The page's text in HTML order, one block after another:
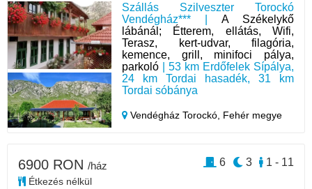
Szállás Szilveszter Torockó
Vendégház*** | A Székelykő
lábánál; Étterem, ellátás, Wifi,
Terasz, kert-udvar, filagória,
kemence, grill, minifoci pálya,
parkoló | 53 km Erdőfelek Sípálya,
24 km Tordai hasadék, 31 km
Tordai sóbánya
Vendégház Torockó, Fehér megye
6900 RON /ház
Étkezés nélkül
1 - 11
3
6